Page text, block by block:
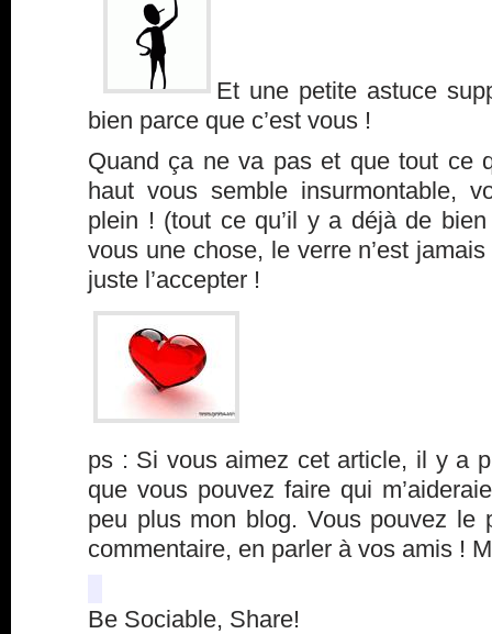
Et une petite astuce
bien parce que c’est vous !
Quand ça ne va pas et que tout ce
haut vous semble insurmontable,
plein ! (tout ce qu’il y a déjà de
vous une chose, le verre n’est
juste l’accepter !
ps : Si vous aimez cet article, il y a
que vous pouvez faire qui
peu plus mon blog. Vous pouvez le
commentaire, en parler à vos amis !
Be Sociable, Share!